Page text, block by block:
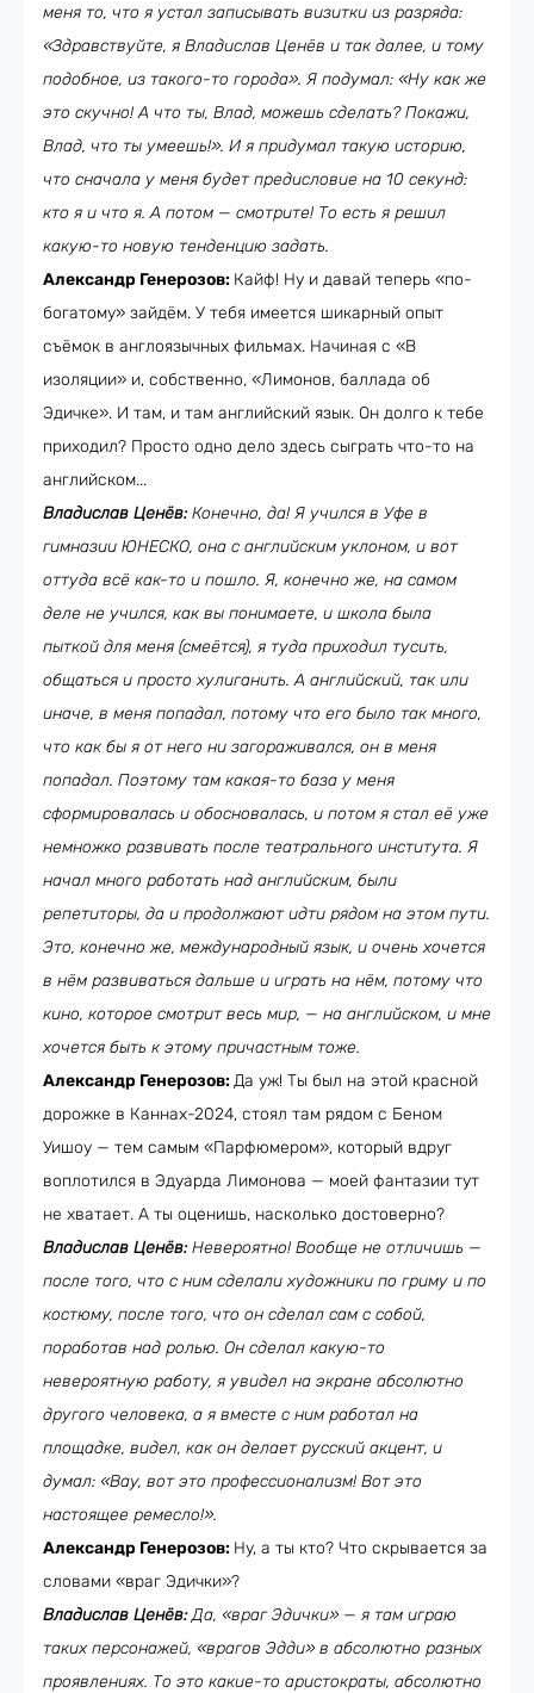
меня то, что я устал записывать визитки из разряда:
«Здравствуйте, я Владислав Ценёв и так далее, и тому
подобное, из такого-то города». Я подумал: «Ну как же
это скучно! А что ты, Влад, можешь сделать? Покажи,
Влад, что ты умеешь!». И я придумал такую историю,
что сначала у меня будет предисловие на 10 секунд:
кто я и что я. А потом — смотрите! То есть я решил
какую-то новую тенденцию задать.
Александр Генерозов: Кайф! Ну и давай теперь «по-
богатому» зайдём. У тебя имеется шикарный опыт
съёмок в англоязычных фильмах. Начиная с «В
изоляции» и, собственно, «Лимонов, баллада об
Эдичке». И там, и там английский язык. Он долго к тебе
приходил? Просто одно дело здесь сыграть что-то на
английском...
Владислав Ценёв:Конечно, да! Я учился в Уфе в
гимназии ЮНЕСКО, она с английским уклоном, и вот
оттуда всё как-то и пошло. Я, конечно же, на самом
деле не учился, как вы понимаете, и школа была
пыткой для меня (смеётся), я туда приходил тусить,
общаться и просто хулиганить. А английский, так или
иначе, в меня попадал, потому что его было так много,
что как бы я от него ни загораживался, он в меня
попадал. Поэтому там какая-то база у меня
сформировалась и обосновалась, и потом я стал её уже
немножко развивать после театрального института. Я
начал много работать над английским, были
репетиторы, да и продолжают идти рядом на этом пути.
Это, конечно же, международный язык, и очень хочется
в нём развиваться дальше и играть на нём, потому что
кино, которое смотрит весь мир, — на английском, и мне
хочется быть к этому причастным тоже.
Александр Генерозов:Да уж! Ты был на этой красной
дорожке в Каннах-2024, стоял там рядом с Беном
Уишоу — тем самым «Парфюмером», который вдруг
воплотился в Эдуарда Лимонова — моей фантазии тут
не хватает. А ты оценишь, насколько достоверно?
Владислав Ценёв:Невероятно! Вообще не отличишь —
после того, что с ним сделали художники по гриму и по
костюму, после того, что он сделал сам с собой,
поработав над ролью. Он сделал какую-то
невероятную работу, я увидел на экране абсолютно
другого человека, а я вместе с ним работал на
площадке, видел, как он делает русский акцент, и
думал: «Вау, вот это профессионализм! Вот это
настоящее ремесло!».
Александр Генерозов: Ну, а ты кто? Что скрывается за
словами «враг Эдички»?
Владислав Ценёв:Да, «враг Эдички» — я там играю
таких персонажей, «врагов Эдди» в абсолютно разных
проявлениях. То это какие-то аристократы, абсолютно